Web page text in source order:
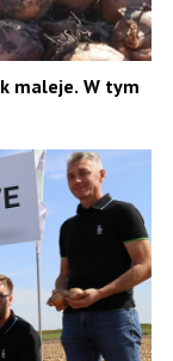
maleje. W tym